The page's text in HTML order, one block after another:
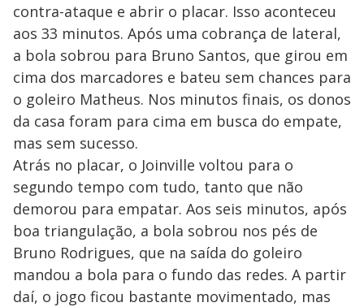
contra-ataque e abrir o placar. Isso aconteceu
aos 33 minutos. Após uma cobrança de lateral,
a bola sobrou para Bruno Santos, que girou em
cima dos marcadores e bateu sem chances para
o goleiro Matheus. Nos minutos finais, os donos
da casa foram para cima em busca do empate,
mas sem sucesso.
Atrás no placar, o Joinville voltou para o
segundo tempo com tudo, tanto que não
demorou para empatar. Aos seis minutos, após
boa triangulação, a bola sobrou nos pés de
Bruno Rodrigues, que na saída do goleiro
mandou a bola para o fundo das redes. A partir
daí, o jogo ficou bastante movimentado, mas